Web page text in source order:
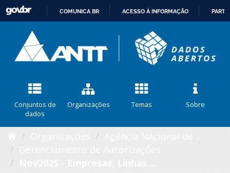
CONTEÚDO
COMUNICA BR ACESSO À INFORMAÇÃO
Conjuntos de
dados
Organizações Temas Sobre